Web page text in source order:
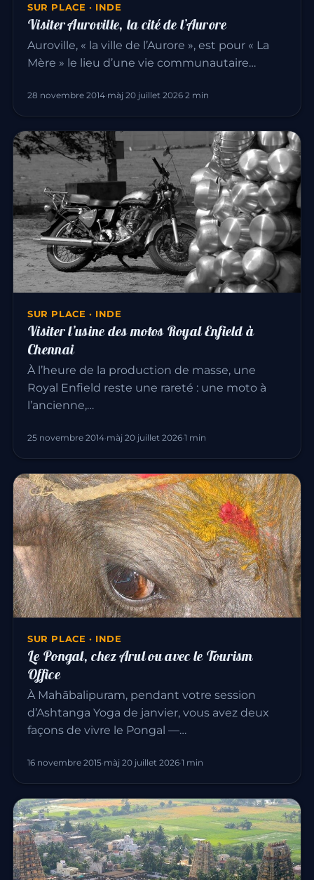
SUR PLACE · INDE
Visiter Auroville, la cité de l’Aurore
Auroville, « la ville de l’Aurore », est pour « La
Mère » le lieu d’une vie communautaire…
28 novembre 2014·màj 20 juillet 2026·2 min
SUR PLACE · INDE
Visiter l’usine des motos Royal Enfield à
Chennai
À l’heure de la production de masse, une
Royal Enfield reste une rareté : une moto à
l’ancienne,…
25 novembre 2014·màj 20 juillet 2026·1 min
SUR PLACE · INDE
Le Pongal, chez Arul ou avec le Tourism
Office
À Mahābalipuram, pendant votre session
d’Ashtanga Yoga de janvier, vous avez deux
façons de vivre le Pongal —…
16 novembre 2015·màj 20 juillet 2026·1 min